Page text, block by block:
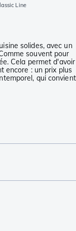
Line
solides, avec un
souvent pour
Cela permet d'avoir
encore : un prix plus
qui convient